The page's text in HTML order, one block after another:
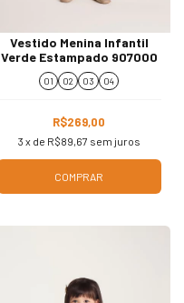
Vestido Menina Infantil
Verde Estampado 907000
01 02 03 04
R$269,00
3 x de R$89,67 sem juros
COMPRAR